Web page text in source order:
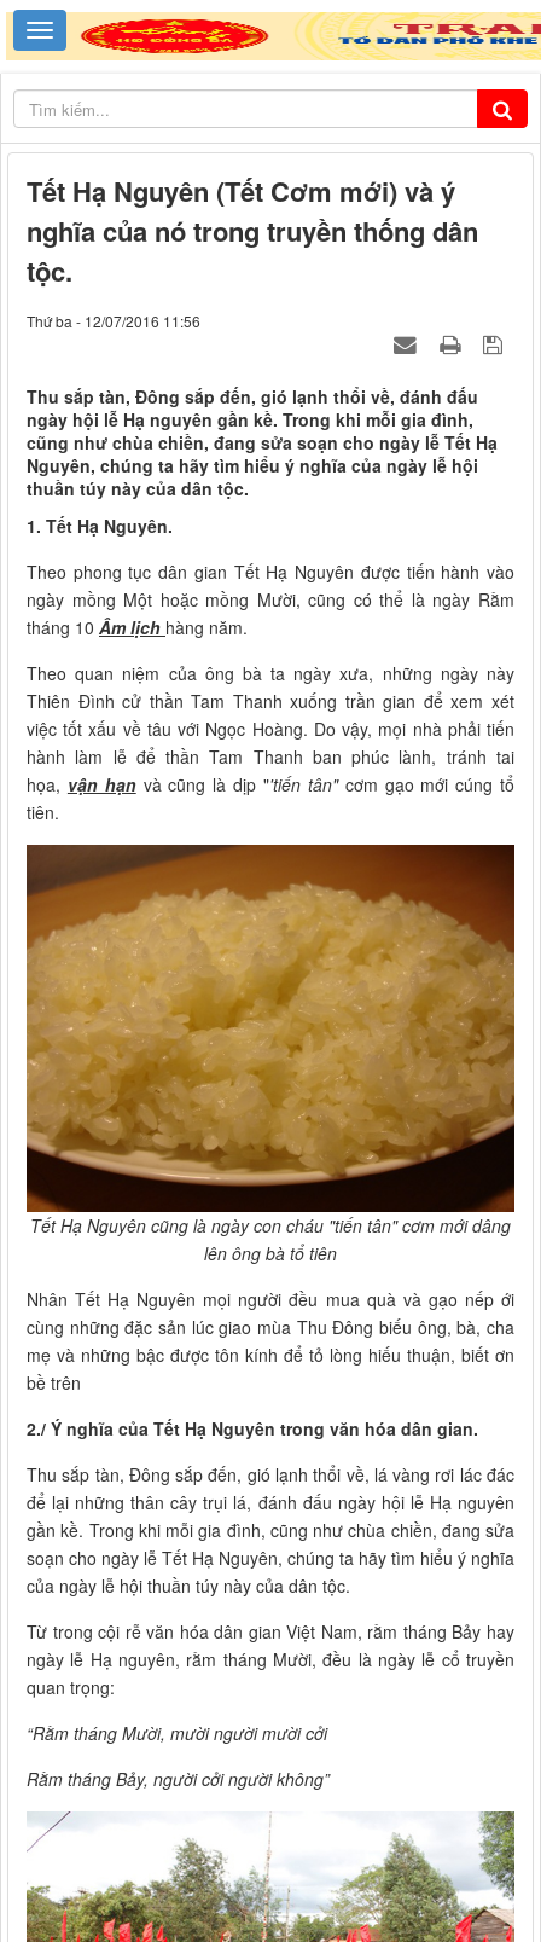
Tết Hạ Nguyên (Tết Cơm mới) và ý
nghĩa của nó trong truyền thống dân
tộc.
Thứ ba - 12/07/2016 11:56
Thu sắp tàn, Đông sắp đến, gió lạnh thổi về, đánh đấu
ngày hội lễ Hạ nguyên gần kề. Trong khi mỗi gia đình,
cũng như chùa chiền, đang sửa soạn cho ngày lễ Tết Hạ
Nguyên, chúng ta hãy tìm hiểu ý nghĩa của ngày lễ hội
thuần túy này của dân tộc.
1. Tết Hạ Nguyên.
Theo phong tục dân gian Tết Hạ Nguyên được tiến hành vào
ngày mồng Một hoặc mồng Mười, cũng có thể là ngày Rằm
tháng 10 Âm lịch hàng năm.
Theo quan niệm của ông bà ta ngày xưa, những ngày này
Thiên Đình cử thần Tam Thanh xuống trần gian để xem xét
việc tốt xấu về tâu với Ngọc Hoàng. Do vậy, mọi nhà phải tiến
hành làm lễ để thần Tam Thanh ban phúc lành, tránh tai
họa, vận hạnvà cũng là dịp "'tiến tân"cơm gạo mới cúng tổ
tiên.
Tết Hạ Nguyên cũng là ngày con cháu "tiến tân" cơm mới dâng
lên ông bà tổ tiên
Nhân Tết Hạ Nguyên mọi người đều mua quà và gạo nếp ới
cùng những đặc sản lúc giao mùa Thu Đông biếu ông, bà, cha
mẹ và những bậc được tôn kính để tỏ lòng hiếu thuận, biết ơn
bề trên
2./ Ý nghĩa của Tết Hạ Nguyên trong văn hóa dân gian.
Thu sắp tàn, Đông sắp đến, gió lạnh thổi về, lá vàng rơi lác đác
để lại những thân cây trụi lá, đánh đấu ngày hội lễ Hạ nguyên
gần kề. Trong khi mỗi gia đình, cũng như chùa chiền, đang sửa
soạn cho ngày lễ Tết Hạ Nguyên, chúng ta hãy tìm hiểu ý nghĩa
của ngày lễ hội thuần túy này của dân tộc.
Từ trong cội rễ văn hóa dân gian Việt Nam, rằm tháng Bảy hay
ngày lễ Hạ nguyên, rằm tháng Mười, đều là ngày lễ cổ truyền
quan trọng:
“Rằm tháng Mười, mười người mười cởi
Rằm tháng Bảy, người cởi người không”